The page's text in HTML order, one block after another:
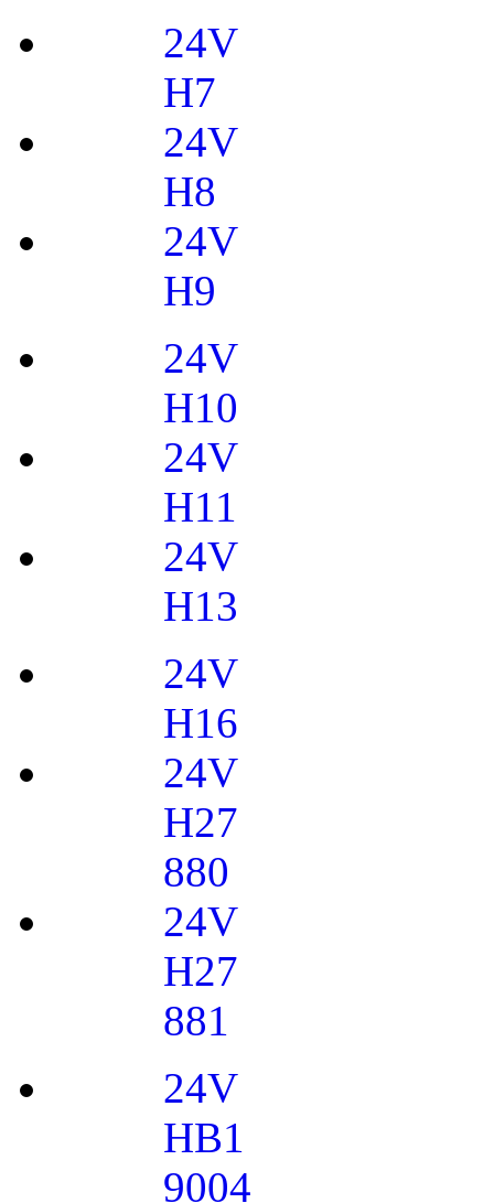
24V
H7
24V
H8
24V
H9
24V
H10
24V
H11
24V
H13
24V
H16
24V
H27
880
24V
H27
881
24V
HB1
9004